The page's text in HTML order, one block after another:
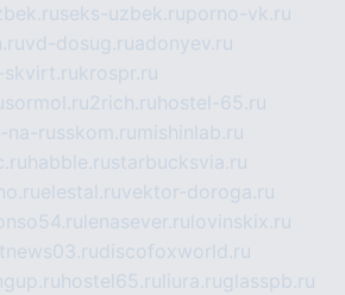
seks-uzbek.ruporno-vk.ru
vd-dosug.ruadonyev.ru
krospr.ru
sormol.ru2rich.ru hostel-65.ru
na-russkom.ru mishinlab.ru
habble.rustarbucksvia.ru
elestal.ruvektor-doroga.ru
lenasever.ru lovinskix.ru
discofoxworld.ru
hostel65.ru liura.ruglasspb.ru